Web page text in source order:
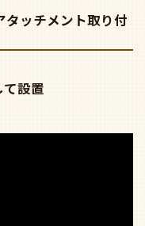
タッチメント取り付
設置